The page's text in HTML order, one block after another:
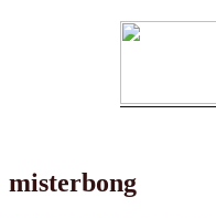
misterbong